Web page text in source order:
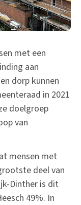
met een
aan
dorp kunnen
in 2021
doelgroep
van
mensen met
deel van
Dinther is dit
49%. In